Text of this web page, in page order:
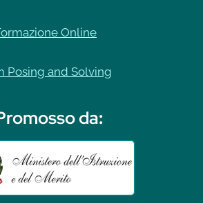
Online
Posing and Solving
da: